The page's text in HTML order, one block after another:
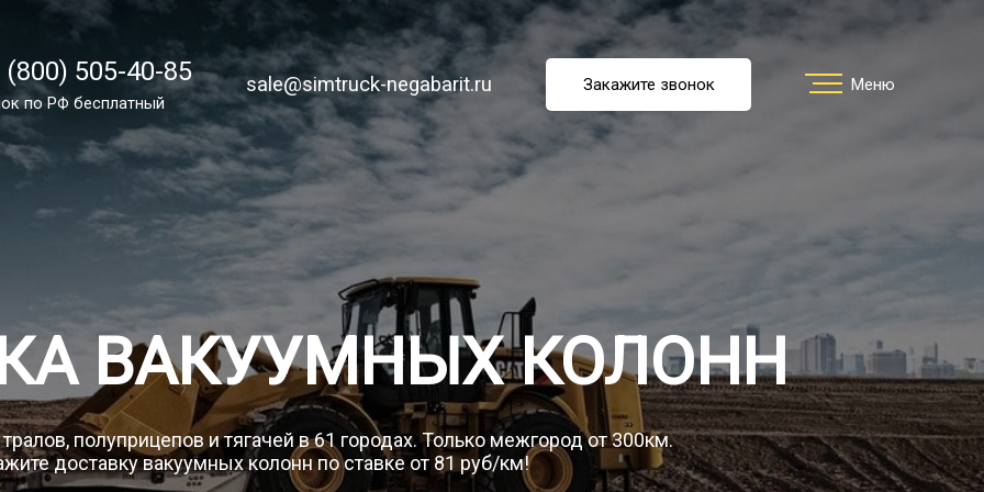
(800) 505-40-85
по РФ бесплатный
sale@simtruck-negabarit.ru Заказать звонок Меню
Заказать перевозку
О компании
Грузы
(800) 505-40-85
по РФ бесплатный
sale@simtruck-negabarit.ru Закажите звонок Меню
ВАКУУМНЫХ КОЛОНН
полуприцепов и тягачей в 61 городах. Только межгород от 300км.
доставку вакуумных колонн по ставке от 81 руб/км!